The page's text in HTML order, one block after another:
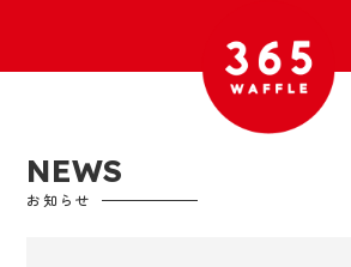
NEWS
お知らせ